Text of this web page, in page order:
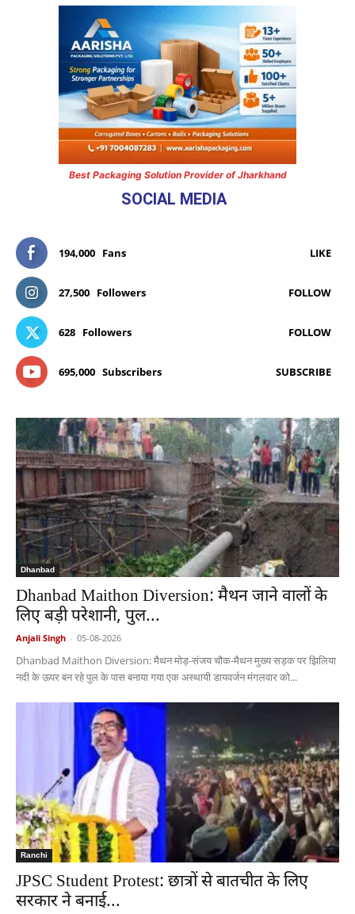
Best Packaging Solution Provider of Jharkhand
SOCIAL MEDIA
194,000 Fans LIKE
27,500 Followers FOLLOW
628 Followers FOLLOW
695,000 Subscribers SUBSCRIBE
Dhanbad
Dhanbad Maithon Diversion: मैथन जाने वालों के
लिए बड़ी परेशानी, पुल...
Anjali Singh - 05-08-2026
Dhanbad Maithon Diversion: मैथन मोड़-संजय चौक-मैथन मुख्य सड़क पर झिलिया
नदी के ऊपर बन रहे पुल के पास बनाया गया एक अस्थायी डायवर्जन मंगलवार को...
Ranchi
JPSC Student Protest: छात्रों से बातचीत के लिए
सरकार ने बनाई...